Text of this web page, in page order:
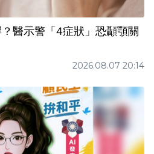
醫示警「4症狀」恐顳顎關
2026.08.07 20:14